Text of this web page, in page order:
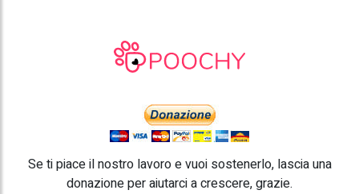
Se ti piace il nostro lavoro e vuoi sostenerlo, lascia una
donazione per aiutarci a crescere, grazie.